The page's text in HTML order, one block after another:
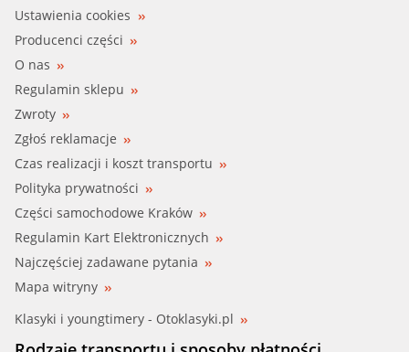
Ustawienia cookies
Producenci części
O nas
Regulamin sklepu
Zwroty
Zgłoś reklamacje
Czas realizacji i koszt transportu
Polityka prywatności
Części samochodowe Kraków
Regulamin Kart Elektronicznych
Najczęściej zadawane pytania
Mapa witryny
Klasyki i youngtimery - Otoklasyki.pl